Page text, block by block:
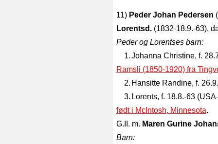
11) Peder Johan Pedersen
Lorentsd. (1832‑18.9.‑63),
Peder og Lorentses barn:
1.Johanna Christine, f.
Ramsli (1850-1920) fra
2. Hansitte Randine, f.
3. Lorents, f. 18.8.‑63
født i McIntosh, Minnesota.
G.II. m. Maren Gurine
Barn: